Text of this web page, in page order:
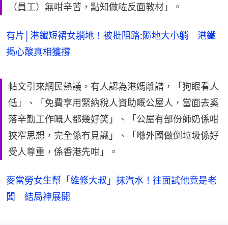
（員工）無咁辛苦，點知做咗反面教材」。
有片│港鐵短裙女躺地！被批阻路:隨地大小躺 港鐵
揭心酸真相獲撐
帖文引來網民熱議，有人認為港媽離譜，「狗眼看人
低」、「免費享用緊納稅人資助嘅公屋人，當面去奚
落辛勤工作嘅人都幾好笑」、「公屋有部份師奶係咁
狹窄思想，完全係冇見識」、「喺外國做倒垃圾係好
受人尊重，係香港先咁」。
麥當勞女生幫「維修大叔」抹汽水！往面試他竟是老
闆 結局神展開